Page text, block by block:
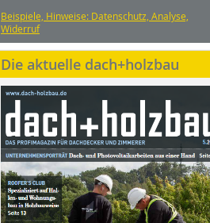
Beispiele, Hinweise: Datenschutz, Analyse,
Widerruf
Die aktuelle dach+holzbau